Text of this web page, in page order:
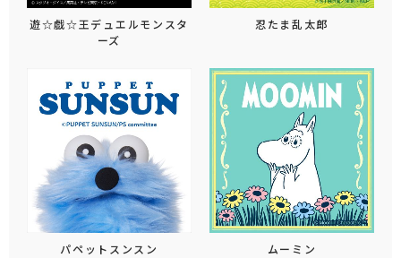
遊☆戯☆王デュエルモンスタ
ーズ
忍たま乱太郎
パペットスンスン ムーミン